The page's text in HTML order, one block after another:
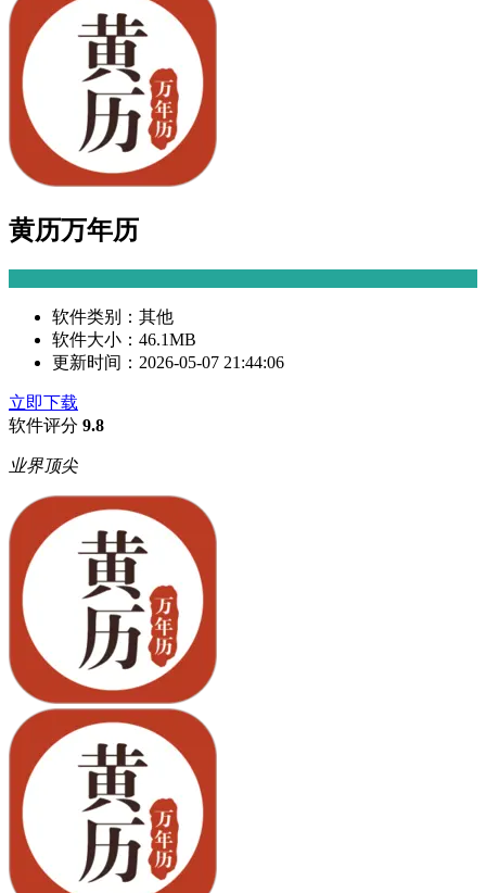
黄历万年历
软件类别： 其他
软件大小： 46.1MB
更新时间： 2026-05-07 21:44:06
立即下载
软件评分 9.8
业界顶尖